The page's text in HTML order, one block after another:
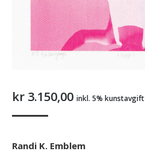
kr 3.150,00 inkl. 5% kunstavgift
Randi K. Emblem